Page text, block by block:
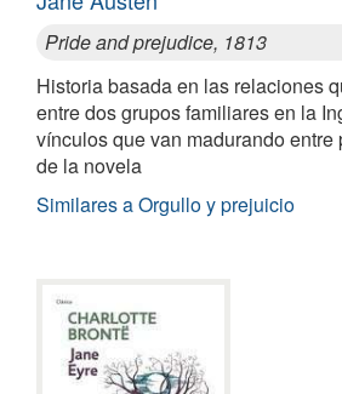
Pride and prejudice, 1813
Historia basada en las relaciones
entre dos grupos familiares en la
vínculos que van madurando
de la novela
Similares a Orgullo y prejuicio